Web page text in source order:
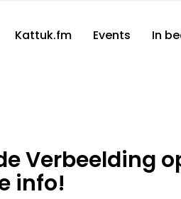
Kattuk.fm Events In
Verbeelding
info!